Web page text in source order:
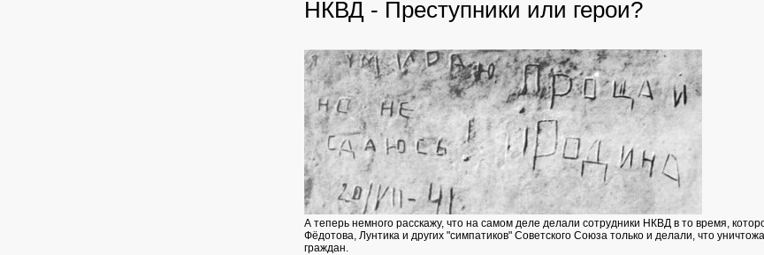
НКВД - Преступники или герои?
А теперь немного расскажу, что на самом деле делали сотрудники НКВД в то время,
Фёдотова, Лунтика и других "симпатиков" Советского Союза только и делали, что
граждан.